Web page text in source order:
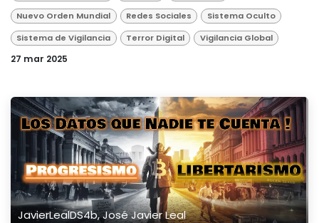
Nuevo Orden Mundial
Redes Sociales
Sistema Oculto
Sistema de Vigilancia
Terror Digital Vigilancia Global
27 mar 2025
JavierLealDS4b, José Javier Leal